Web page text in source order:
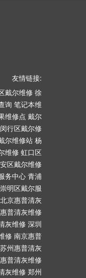
友情链接:
戴尔维修 徐
询 笔记本维
维修点 戴尔
闵行区戴尔修
尔维修站 杨
维修 虹口区
区戴尔维修
务中心 青浦
崇明区戴尔服
北京惠普清灰
普清灰维修
灰维修 深圳
修 南京惠普
苏州惠普清灰
普清灰维修
灰维修 郑州